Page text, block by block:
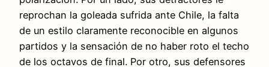
reprochan la goleada sufrida ante Chile, la falta
de un estilo claramente reconocible en algunos
partidos y la sensación de no haber roto el techo
de los octavos de final. Por otro, sus defensores